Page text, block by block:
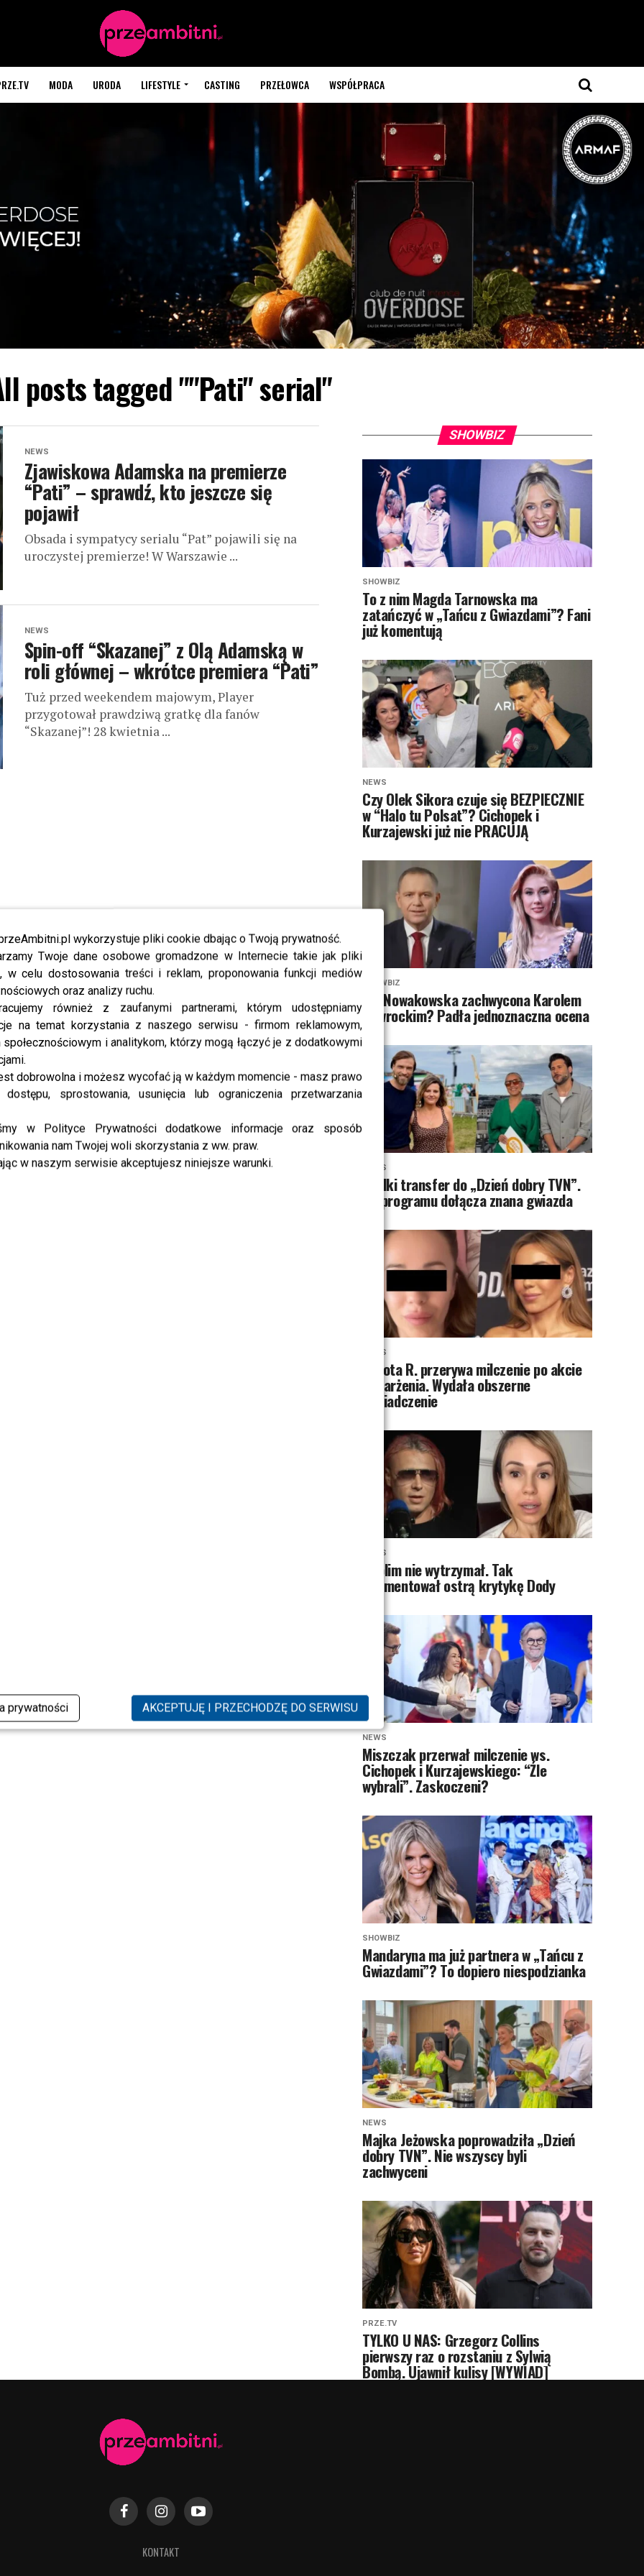
wykorzystuje pliki cookie dbając o Twoją prywatność.
Twoje dane osobowe gromadzone w Internecie takie jak pliki
w celu dostosowania treści i reklam, proponowania funkcji mediów
oraz analizy ruchu.
również z zaufanymi partnerami, którym udostępniamy
na temat korzystania z naszego serwisu - firmom reklamowym,
społecznościowym i analitykom, którzy mogą łączyć je z dodatkowymi
dobrowolna i możesz wycofać ją w każdym momencie - masz prawo
dostępu, sprostowania, usunięcia lub ograniczenia przetwarzania
w Polityce Prywatności dodatkowe informacje oraz sposób
nam Twojej woli skorzystania z ww. praw.
w naszym serwisie akceptujesz niniejsze warunki.
prywatności AKCEPTUJĘ I PRZECHODZĘ DO SERWISU
MODA URODA LIFESTYLE CASTING PRZEŁOWCA WSPÓŁPRACA
posts tagged ""Pati" serial"
NEWS
Zjawiskowa Adamska na premierze
“Pati” – sprawdź, kto jeszcze się
pojawił
Obsada i sympatycy serialu “Pat” pojawili się na
uroczystej premierze! W Warszawie ...
NEWS
Spin-off “Skazanej” z Olą Adamską w
roli głównej – wkrótce premiera “Pati”
Tuż przed weekendem majowym, Player
przygotował prawdziwą gratkę dla fanów
“Skazanej”! 28 kwietnia ...
SHOWBIZ
SHOWBIZ
To z nim Magda Tarnowska ma
zatańczyć w „Tańcu z Gwiazdami”? Fani
już komentują
NEWS
Czy Olek Sikora czuje się BEZPIECZNIE
w “Halo tu Polsat”? Cichopek i
Kurzajewski już nie PRACUJĄ
SHOWBIZ
Ida Nowakowska zachwycona Karolem
Nawrockim? Padła jednoznaczna ocena
NEWS
Wielki transfer do „Dzień dobry TVN”.
Do programu dołącza znana gwiazda
NEWS
Dorota R. przerywa milczenie po akcie
oskarżenia. Wydała obszerne
oświadczenie
NEWS
Skolim nie wytrzymał. Tak
skomentował ostrą krytykę Dody
NEWS
Miszczak przerwał milczenie ws.
Cichopek i Kurzajewskiego: “Źle
wybrali”. Zaskoczeni?
SHOWBIZ
Mandaryna ma już partnera w „Tańcu z
Gwiazdami”? To dopiero niespodzianka
NEWS
Majka Jeżowska poprowadziła „Dzień
dobry TVN”. Nie wszyscy byli
zachwyceni
PRZE.TV
TYLKO U NAS: Grzegorz Collins
pierwszy raz o rozstaniu z Sylwią
Bombą. Ujawnił kulisy [WYWIAD]
KONTAKT